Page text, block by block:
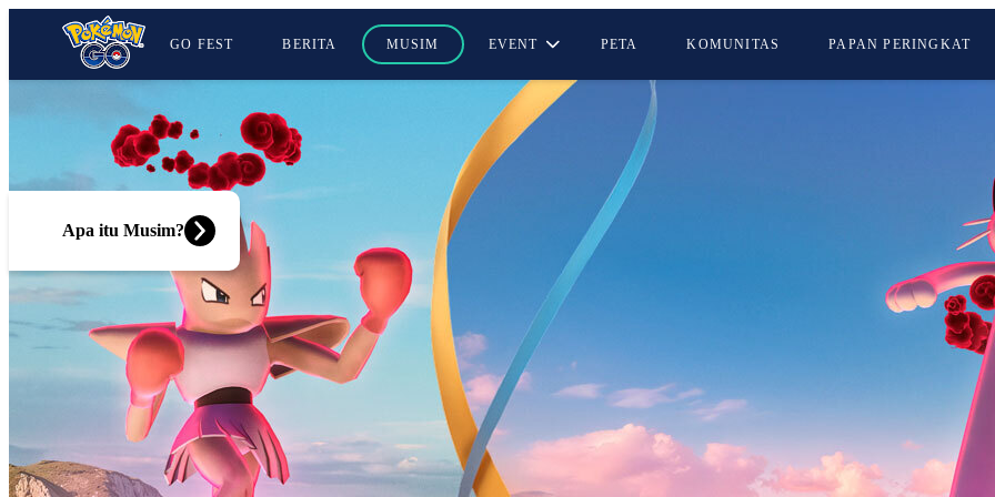
GO FEST BERITA MUSIM EVENT PETA KOMUNITAS PAPAN PERINGKAT
Apa itu Musim?